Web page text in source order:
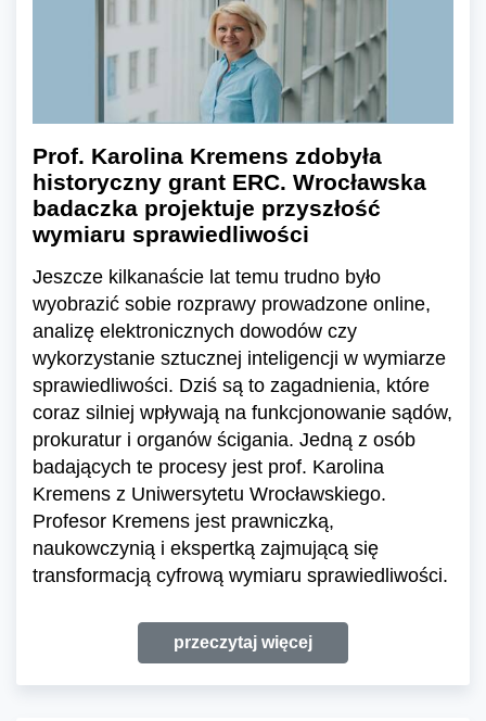
Prof. Karolina Kremens zdobyła
historyczny grant ERC. Wrocławska
badaczka projektuje przyszłość
wymiaru sprawiedliwości
Jeszcze kilkanaście lat temu trudno było
wyobrazić sobie rozprawy prowadzone online,
analizę elektronicznych dowodów czy
wykorzystanie sztucznej inteligencji w wymiarze
sprawiedliwości. Dziś są to zagadnienia, które
coraz silniej wpływają na funkcjonowanie sądów,
prokuratur i organów ścigania. Jedną z osób
badających te procesy jest prof. Karolina
Kremens z Uniwersytetu Wrocławskiego.
Profesor Kremens jest prawniczką,
naukowczynią i ekspertką zajmującą się
transformacją cyfrową wymiaru sprawiedliwości.
przeczytaj więcej